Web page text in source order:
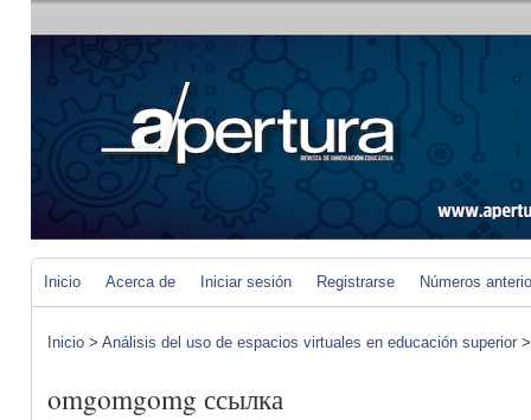
Inicio Acerca de Iniciar sesión Registrarse Números
Inicio > Análisis del uso de espacios virtuales en educación superior
omgomgomg ссылка